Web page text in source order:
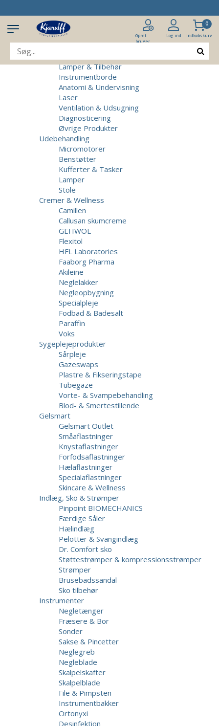
Opret
bruger
Log ind
0
Indkøbskurv
Klinikudstyr
Patientstole
Massagebrikse
Lamper & Tilbehør
Instrumentborde
Anatomi & Undervisning
Laser
Ventilation & Udsugning
Diagnosticering
Øvrige Produkter
Udebehandling
Micromotorer
Benstøtter
Kufferter & Tasker
Lamper
Stole
Cremer & Wellness
Camillen
Callusan skumcreme
GEHWOL
Flexitol
HFL Laboratories
Faaborg Pharma
Akileine
Neglelakker
Negleopbygning
Specialpleje
Fodbad & Badesalt
Paraffin
Voks
Sygeplejeprodukter
Sårpleje
Gazeswaps
Plastre & Fikseringstape
Tubegaze
Vorte- & Svampebehandling
Blod- & Smertestillende
Gelsmart
Gelsmart Outlet
Småaflastninger
Knystaflastninger
Forfodsaflastninger
Hælaflastninger
Specialaflastninger
Skincare & Wellness
Indlæg, Sko & Strømper
Pinpoint BIOMECHANICS
Færdige Såler
Hælindlæg
Pelotter & Svangindlæg
Dr. Comfort sko
Støttestrømper & kompressionsstrømper
Strømper
Brusebadssandal
Sko tilbehør
Instrumenter
Negletænger
Fræsere & Bor
Sonder
Sakse & Pincetter
Neglegreb
Negleblade
Skalpelskafter
Skalpelblade
File & Pimpsten
Instrumentbakker
Ortonyxi
Desinfektion